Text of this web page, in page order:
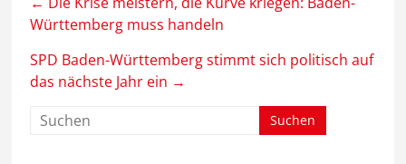
Württemberg muss handeln
SPD Baden-Württemberg stimmt sich politisch auf
das nächste Jahr ein →